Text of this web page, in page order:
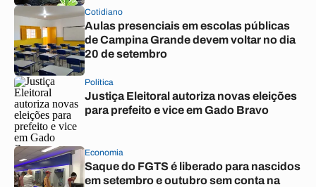
Cotidiano
Aulas presenciais em escolas públicas
de Campina Grande devem voltar no dia
20 de setembro
Política
Justiça Eleitoral autoriza novas eleições
para prefeito e vice em Gado Bravo
Economia
Saque do FGTS é liberado para nascidos
em setembro e outubro sem conta na